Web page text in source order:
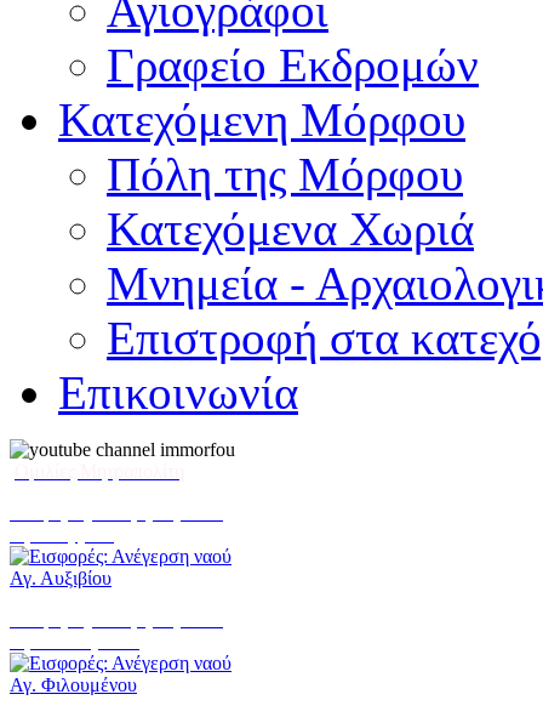
Γραφείο Εκδρομών
Κατεχόμενη Μόρφου
Πόλη της Μόρφου
Κατεχόμενα Χωριά
Μνημεία -
Επιστροφή στα
Επικοινωνία